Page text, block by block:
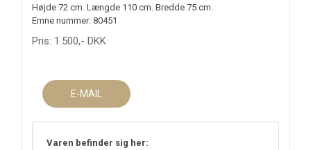
Højde 72 cm. Længde 110 cm. Bredde 75 cm.
Emne nummer: 80451
Pris: 1.500,- DKK
E-MAIL
Varen befinder sig her: